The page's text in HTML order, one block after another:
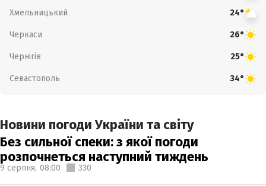
Хмельницький 24°
Черкаси 26°
Чернігів 25°
Севастополь 34°
Новини погоди України та світу
Без сильної спеки: з якої погоди
розпочнеться наступний тиждень
9 серпня, 08:00 330